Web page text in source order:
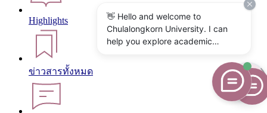
Highlights
ข่าวสารทั้งหมด
👋 Hello and welcome to
Chulalongkorn University. I can
help you explore academic